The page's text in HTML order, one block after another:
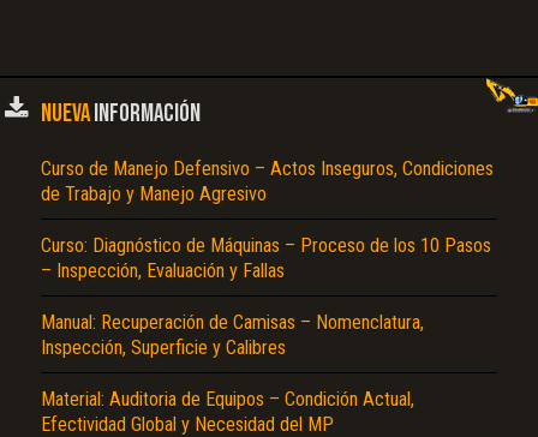
NUEVAINFORMACIÓN
Curso de Manejo Defensivo – Actos Inseguros, Condiciones
de Trabajo y Manejo Agresivo
Curso: Diagnóstico de Máquinas – Proceso de los 10 Pasos
– Inspección, Evaluación y Fallas
Manual: Recuperación de Camisas – Nomenclatura,
Inspección, Superficie y Calibres
Material: Auditoria de Equipos – Condición Actual,
Efectividad Global y Necesidad del MP